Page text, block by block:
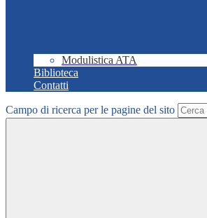
Modulistica ATA
Biblioteca
Contatti
Campo di ricerca per le pagine del sito